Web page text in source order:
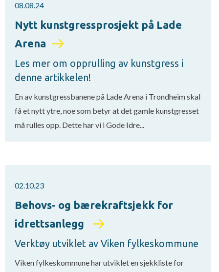
08.08.24
Nytt kunstgressprosjekt på Lade
Arena
Les mer om opprulling av kunstgress i
denne artikkelen!
En av kunstgressbanene på Lade Arena i Trondheim skal
få et nytt ytre, noe som betyr at det gamle kunstgresset
må rulles opp. Dette har vi i Gode Idre...
02.10.23
Behovs- og bærekraftsjekk for
idrettsanlegg
Verktøy utviklet av Viken fylkeskommune
Viken fylkeskommune har utviklet en sjekkliste for